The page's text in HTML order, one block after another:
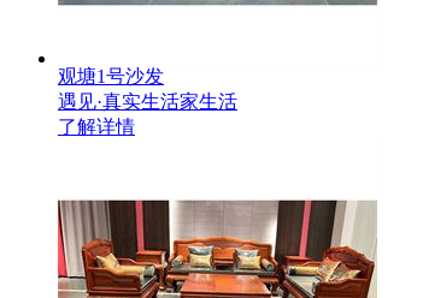
观塘1号沙发
遇见·真实生活家生活
了解详情